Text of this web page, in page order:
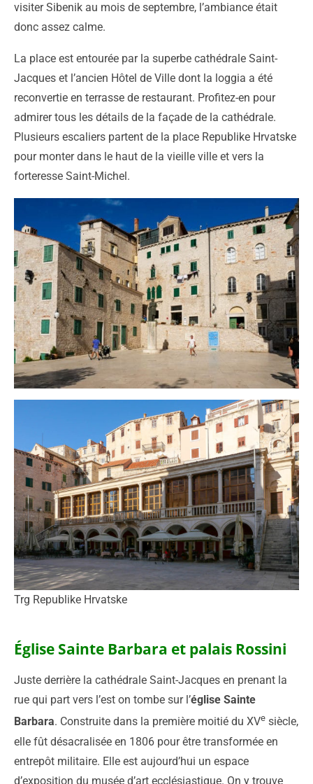
visiter Sibenik au mois de septembre, l’ambiance était
donc assez calme.
La place est entourée par la superbe cathédrale Saint-
Jacques et l’ancien Hôtel de Ville dont la loggia a été
reconvertie en terrasse de restaurant. Profitez-en pour
admirer tous les détails de la façade de la cathédrale.
Plusieurs escaliers partent de la place Republike Hrvatske
pour monter dans le haut de la vieille ville et vers la
forteresse Saint-Michel.
Trg Republike Hrvatske
Église Sainte Barbara et palais Rossini
Juste derrière la cathédrale Saint-Jacques en prenant la
rue qui part vers l’est on tombe sur l’église Sainte
Barbara. Construite dans la première moitié du XVe siècle,
elle fût désacralisée en 1806 pour être transformée en
entrepôt militaire. Elle est aujourd’hui un espace
d’exposition du musée d’art ecclésiastique. On y trouve